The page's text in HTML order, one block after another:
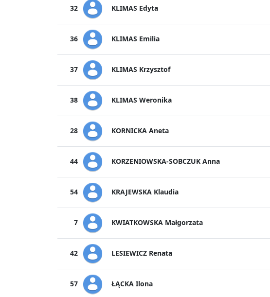
32 KLIMAS Edyta
36 KLIMAS Emilia
37 KLIMAS Krzysztof
38 KLIMAS Weronika
28 KORNICKA Aneta
44 KORZENIOWSKA-SOBCZUK Anna
54 KRAJEWSKA Klaudia
7 KWIATKOWSKA Małgorzata
42 LESIEWICZ Renata
57 ŁĄCKA Ilona